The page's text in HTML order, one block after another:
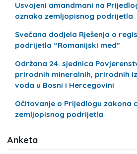
Usvojeni amandmani na
oznaka zemljopisnog podrijetla
Svečana dodjela Rješenja o
podrijetla “Romanijski med”
Održana 24. sjednica
prirodnih mineralnih, prirodnih
voda u Bosni i Hercegovini
Očitovanje o Prijedlogu zakona
zemljopisnog podrijetla
Anketa